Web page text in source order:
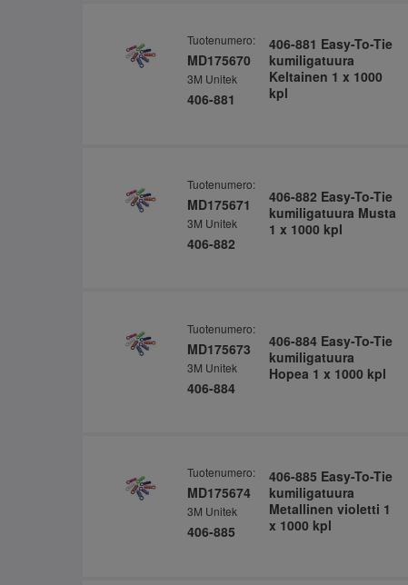
Tuotenumero:
MD175670
3M Unitek
406-881
406-881 Easy-To-Tie
kumiligatuura
Keltainen 1 x 1000
kpl
Tuotenumero:
MD175671
3M Unitek
406-882
406-882 Easy-To-Tie
kumiligatuura Musta
1 x 1000 kpl
Tuotenumero:
MD175673
3M Unitek
406-884
406-884 Easy-To-Tie
kumiligatuura
Hopea 1 x 1000 kpl
Tuotenumero:
MD175674
3M Unitek
406-885
406-885 Easy-To-Tie
kumiligatuura
Metallinen violetti 1
x 1000 kpl